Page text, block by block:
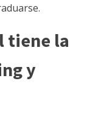
tiene la
y